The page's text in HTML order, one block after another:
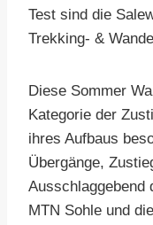
Test sind die
Trekking- &
Diese Sommer
Kategorie der
ihres Aufbaus
Übergänge,
Ausschlaggebend
MTN Sohle und